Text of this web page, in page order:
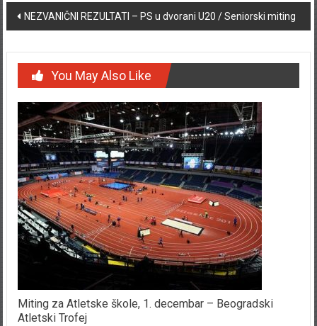
Post navigation
NEZVANIČNI REZULTATI – PS u dvorani U20 / Seniorski miting
You May Also Like
Miting za Atletske škole, 1. decembar – Beogradski
Atletski Trofej